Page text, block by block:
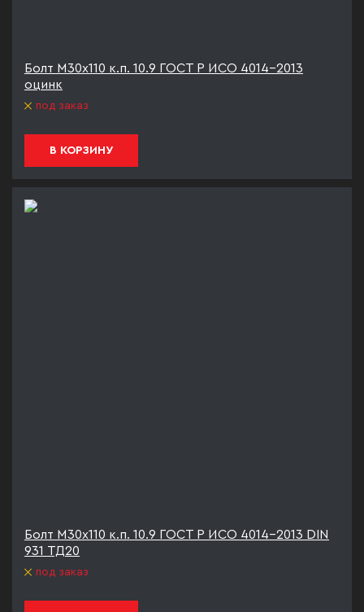
Болт М30х110 к.п. 10.9 ГОСТ Р ИСО 4014-2013
оцинк
под заказ
В КОРЗИНУ
Болт М30х110 к.п. 10.9 ГОСТ Р ИСО 4014-2013 DIN
931 ТД20
под заказ